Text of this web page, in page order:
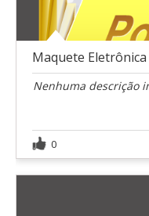
Maquete
Nenhuma descrição
0